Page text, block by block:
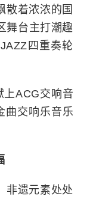
散着浓浓的国
舞台主打潮趣
四重奏轮
上ACG交响音
曲交响乐音乐
非遗元素处处